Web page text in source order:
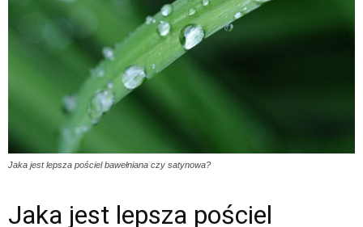
Jaka jest lepsza pościel bawełniana czy satynowa?
Jaka jest lepsza pościel